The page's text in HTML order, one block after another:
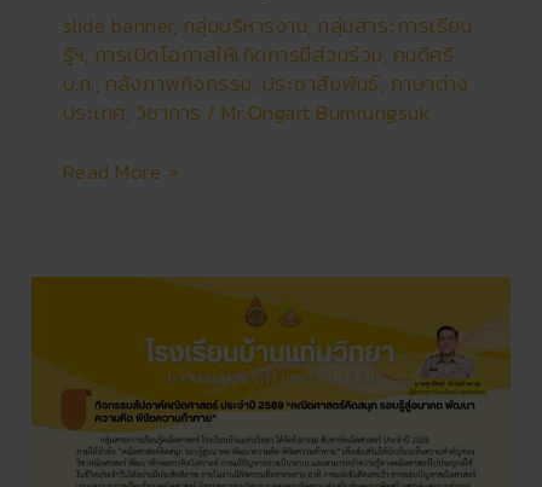
slide banner, กลุ่มบริหารงาน, กลุ่มสาระการเรียน
รู้ฯ, การเปิดโอกาสให้เกิดการมีส่วนร่วม, คนดีศรี
บ.ท., คลังภาพกิจกรรม, ประชาสัมพันธ์, ภาษาต่าง
ประเทศ, วิชาการ / Mr.Ongart Bumrungsuk
Read More »
สัปดาห์
คณิตศาสตร์
ประจำ